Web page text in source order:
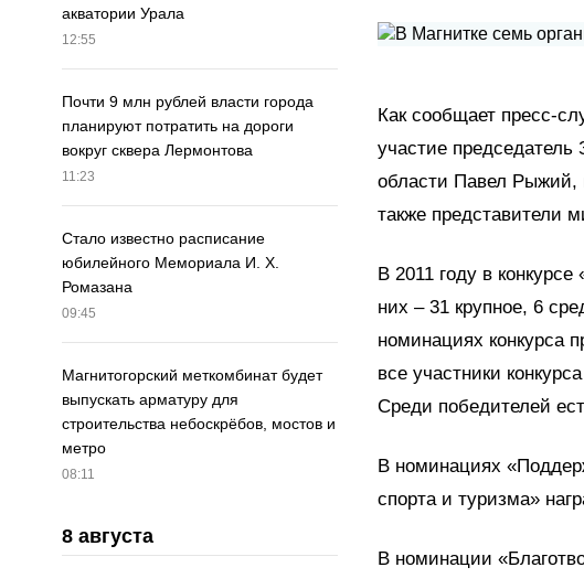
акватории Урала
12:55
Почти 9 млн рублей власти города
планируют потратить на дороги
вокруг сквера Лермонтова
11:23
Стало известно расписание
юбилейного Мемориала И. Х.
Ромазана
09:45
Магнитогорский меткомбинат будет
выпускать арматуру для
строительства небоскрёбов, мостов и
метро
08:11
8 августа
Как сообщает пресс-
участие
области Павел Рыжий,
также представители
В 2011 году в
них – 31 крупное, 6
номинациях конкурса
все участники
Среди победителей
В номинациях
спорта и туризма»
В номинации